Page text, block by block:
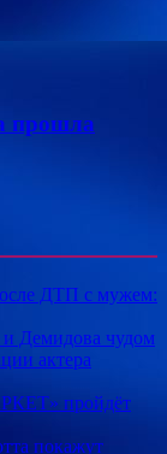
прошла
ДТП с мужем:
Демидова чудом
актера
пройдёт
покажут